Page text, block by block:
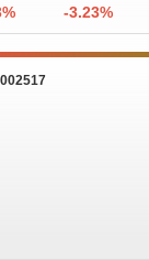
-3.23%